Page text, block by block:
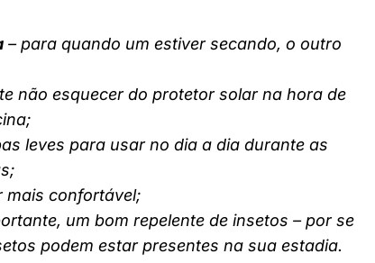
– para quando um estiver secando, o outro
não esquecer do protetor solar na hora de
leves para usar no dia a dia durante as
mais confortável;
um bom repelente de insetos – por se
podem estar presentes na sua estadia.